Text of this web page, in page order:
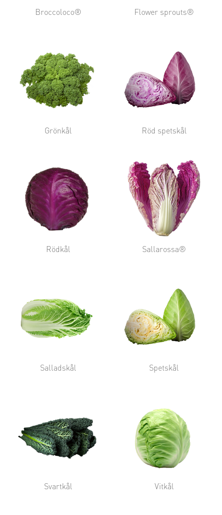
Broccoloco® Flower sprouts®
Grönkål Röd spetskål
Rödkål Sallarossa®
Salladskål Spetskål
Svartkål Vitkål